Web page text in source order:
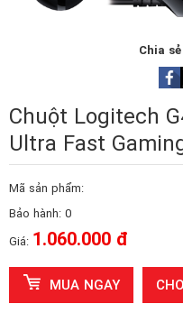
Chia
Chuột Logitech
Ultra Fast
Mã sản phẩm:
Bảo hành: 0
Giá: 1.060.000 đ
MUA NGAY